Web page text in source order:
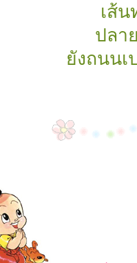
เส้
ปลา
ยังถนนเ